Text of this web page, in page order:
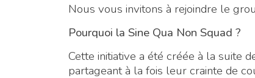
Nous vous invitons à rejoindre le
Pourquoi la Sine Qua Non Squad ?
Cette initiative a été créée à la suite
partageant à la fois leur crainte de